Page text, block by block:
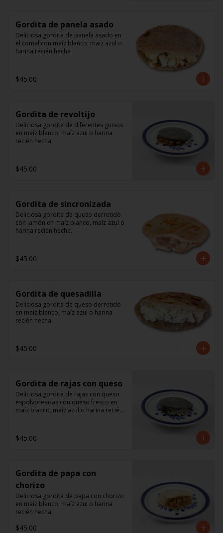
Gordita de panela asado
Deliciosa gordita de panela asado en
el comal con maíz blanco, maíz azul o
harina recién hecha
$45.00
Gordita de revoltijo
Deliciosa gordita de diferentes guisos
en maíz blanco, maíz azul o harina
recién hecha.
$45.00
Gordita de sincronizada
Deliciosa gordita de queso derretido
con jamón en maíz blanco, maíz azul o
harina recién hecha.
$45.00
Gordita de quesadilla
Deliciosa gordita de queso derretido
en maíz blanco, maíz azul o harina
recién hecha.
$45.00
Gordita de rajas con queso
Deliciosa gordita de rajas con queso
espolvoreadas con queso fresco en
maíz blanco, maíz azul o harina recién
$45.00
Gordita de papa con
chorizo
Deliciosa gordita de papa con chorizo
en maíz blanco, maíz azul o harina
recién hecha.
$45.00